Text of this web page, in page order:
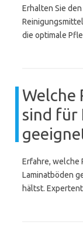
Erhalten Sie
die optimale
Welche
sind für
Erfahre, welche
Laminatböden
hältst.